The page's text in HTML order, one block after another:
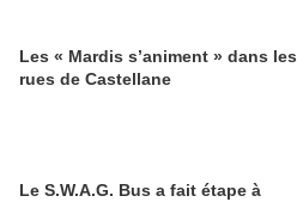
Les « Mardis s’animent » dans les
rues de Castellane
Le S.W.A.G. Bus a fait étape à